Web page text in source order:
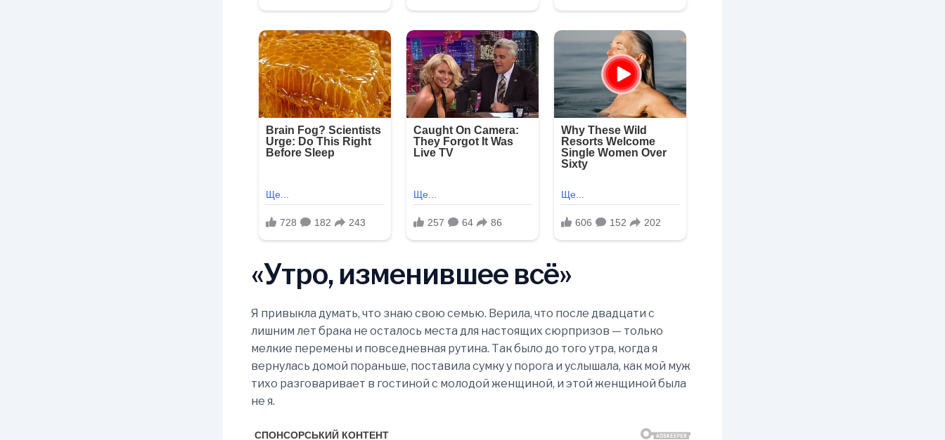
«Утро, изменившее всё»
Я привыкла думать, что знаю свою семью. Верила, что после двадцати с
лишним лет брака не осталось места для настоящих сюрпризов — только
мелкие перемены и повседневная рутина. Так было до того утра, когда я
вернулась домой пораньше, поставила сумку у порога и услышала, как мой муж
тихо разговаривает в гостиной с молодой женщиной, и этой женщиной была
не я.